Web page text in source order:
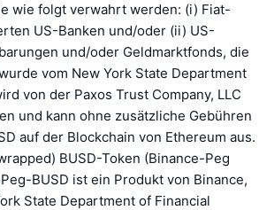
wie folgt verwahrt werden: (i) Fiat-
US-Banken und/oder (ii) US-
und/oder Geldmarktfonds, die
vom New York State Department
von der Paxos Trust Company, LLC
und kann ohne zusätzliche Gebühren
auf der Blockchain von Ethereum aus.
BUSD-Token (Binance-Peg
BUSD ist ein Produkt von Binance,
State Department of Financial